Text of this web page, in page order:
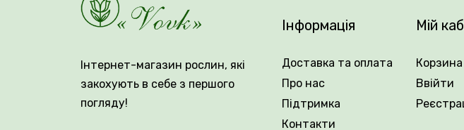
Інтернет-магазин рослин, які
закохують в себе з першого
погляду!
Інформація
Доставка та оплата
Про нас
Підтримка
Контакти
Мій
Корзина
Ввійти